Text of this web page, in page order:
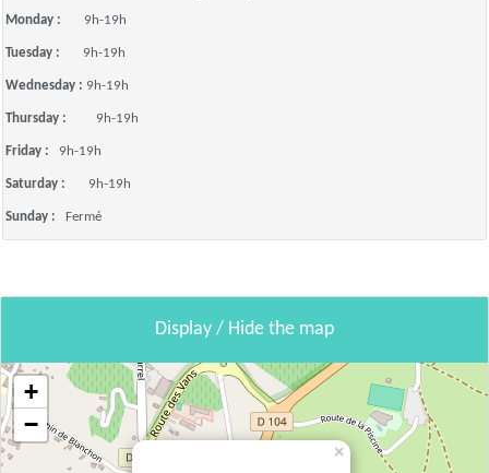
Monday : 9h-19h
Tuesday : 9h-19h
Wednesday : 9h-19h
Thursday : 9h-19h
Friday : 9h-19h
Saturday : 9h-19h
Sunday : Fermé
Display / Hide the map
×
+
−